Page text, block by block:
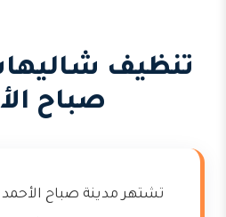
تنظيف
صباح
تشتهر مدينة صباح